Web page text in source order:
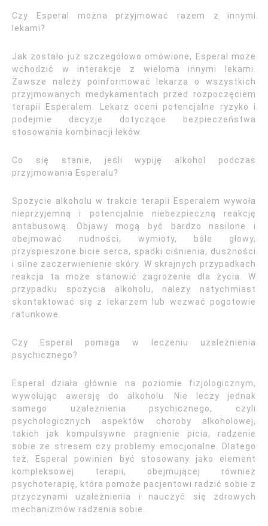
Czy Esperal można przyjmować razem z innymi
lekami?
Jak zostało już szczegółowo omówione, Esperal może
wchodzić w interakcje z wieloma innymi lekami.
Zawsze należy poinformować lekarza o wszystkich
przyjmowanych medykamentach przed rozpoczęciem
terapii Esperalem. Lekarz oceni potencjalne ryzyko i
podejmie decyzje dotyczące bezpieczeństwa
stosowania kombinacji leków.
Co się stanie, jeśli wypiję alkohol podczas
przyjmowania Esperalu?
Spożycie alkoholu w trakcie terapii Esperalem wywoła
nieprzyjemną i potencjalnie niebezpieczną reakcję
antabusową. Objawy mogą być bardzo nasilone i
obejmować nudności, wymioty, bóle głowy,
przyspieszone bicie serca, spadki ciśnienia, duszności
i silne zaczerwienienie skóry. W skrajnych przypadkach
reakcja ta może stanowić zagrożenie dla życia. W
przypadku spożycia alkoholu, należy natychmiast
skontaktować się z lekarzem lub wezwać pogotowie
ratunkowe.
Czy Esperal pomaga w leczeniu uzależnienia
psychicznego?
Esperal działa głównie na poziomie fizjologicznym,
wywołując awersję do alkoholu. Nie leczy jednak
samego uzależnienia psychicznego, czyli
psychologicznych aspektów choroby alkoholowej,
takich jak kompulsywne pragnienie picia, radzenie
sobie ze stresem czy problemy emocjonalne. Dlatego
też, Esperal powinien być stosowany jako element
kompleksowej terapii, obejmującej również
psychoterapię, która pomoże pacjentowi radzić sobie z
przyczynami uzależnienia i nauczyć się zdrowych
mechanizmów radzenia sobie.